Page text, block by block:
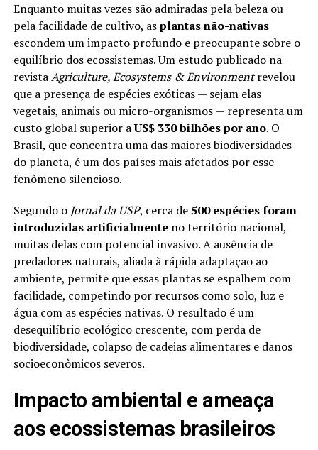
Enquanto muitas vezes são admiradas pela beleza ou
pela facilidade de cultivo, asplantas não-nativas
escondem um impacto profundo e preocupante sobre o
equilíbrio dos ecossistemas. Um estudo publicado na
revistaAgriculture, Ecosystems & Environmentrevelou
que a presença de espécies exóticas — sejam elas
vegetais, animais ou micro-organismos — representa um
custo global superior aUS$ 330 bilhões por ano. O
Brasil, que concentra uma das maiores biodiversidades
do planeta, é um dos países mais afetados por esse
fenômeno silencioso.
Segundo o Jornal da USP, cerca de 500 espécies foram
introduzidas artificialmenteno território nacional,
muitas delas com potencial invasivo. A ausência de
predadores naturais, aliada à rápida adaptação ao
ambiente, permite que essas plantas se espalhem com
facilidade, competindo por recursos como solo, luz e
água com as espécies nativas. O resultado é um
desequilíbrio ecológico crescente, com perda de
biodiversidade, colapso de cadeias alimentares e danos
socioeconômicos severos.
Impacto ambiental e ameaça
aos ecossistemas brasileiros